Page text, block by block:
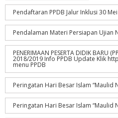
Pendaftaran PPDB Jalur Inklusi 30
Pendalaman Materi Persiapan Ujian
PENERIMAAN PESERTA DIDIK BARU
2018/2019 Info PPDB Update Klik
menu PPDB
Peringatan Hari Besar Islam “Maulid
Peringatan Hari Besar Islam “Maulid